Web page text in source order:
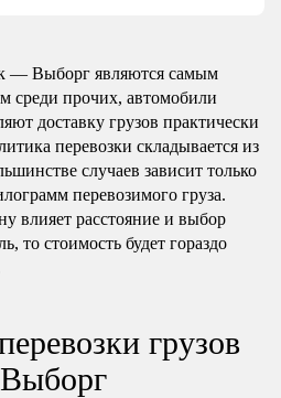
— Выборг являются самым
среди прочих, автомобили
доставку грузов практически
перевозки складывается из
случаев зависит только
перевозимого груза.
влияет расстояние и выбор
то стоимость будет гораздо
грузов